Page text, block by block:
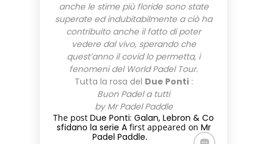
anche le stime più floride sono state
superate ed indubitabilmente a ciò ha
contribuito anche il fatto di poter
vedere dal vivo, sperando che
quest’anno il covid lo permetta, i
fenomeni del World Padel Tour.
Tutta la rosa del Due Ponti:
Buon Padel a tutti
by Mr Padel Paddle
The post Due Ponti: Galan, Lebron & Co
sfidano la serie Afirst appeared on Mr
Padel Paddle.